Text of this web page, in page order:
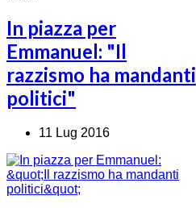
In piazza per
Emmanuel: "Il
razzismo ha mandanti
politici"
11 Lug 2016